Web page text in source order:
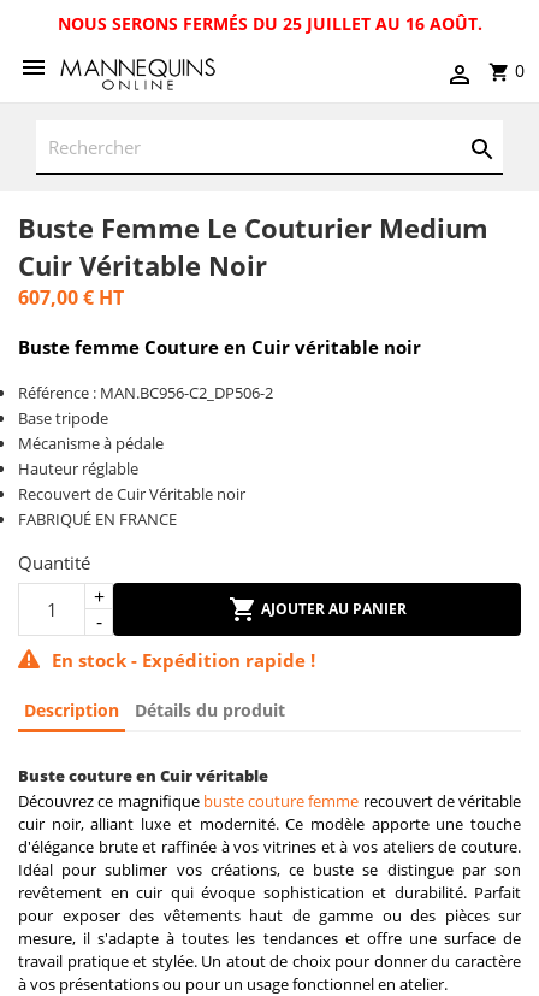
NOUS SERONS FERMÉS DU 25 JUILLET AU 16 AOÛT.
0
Buste Femme Le Couturier Medium
Cuir Véritable Noir
607,00 € HT
Buste femme Couture en Cuir véritable noir
Référence : MAN.BC956-C2_DP506-2
Base tripode
Mécanisme à pédale
Hauteur réglable
Recouvert de Cuir Véritable noir
FABRIQUÉ EN FRANCE
Quantité
AJOUTER AU PANIER
En stock - Expédition rapide !
Description Détails du produit
Buste couture en Cuir véritable
Découvrez ce magnifique buste couture femme recouvert de véritable
cuir noir, alliant luxe et modernité. Ce modèle apporte une touche
d'élégance brute et raffinée à vos vitrines et à vos ateliers de couture.
Idéal pour sublimer vos créations, ce buste se distingue par son
revêtement en cuir qui évoque sophistication et durabilité. Parfait
pour exposer des vêtements haut de gamme ou des pièces sur
mesure, il s'adapte à toutes les tendances et offre une surface de
travail pratique et stylée. Un atout de choix pour donner du caractère
à vos présentations ou pour un usage fonctionnel en atelier.